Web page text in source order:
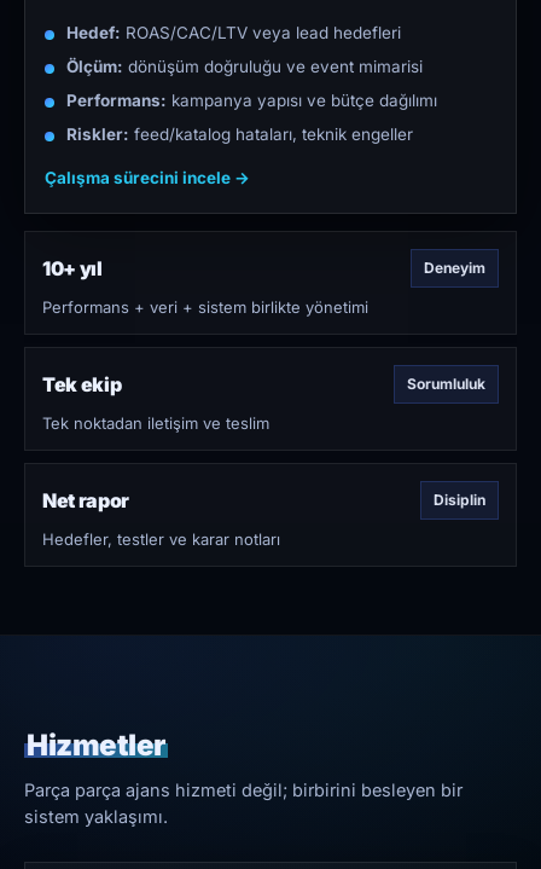
Hedef: ROAS/CAC/LTV veya lead hedefleri
Ölçüm: dönüşüm doğruluğu ve event mimarisi
Performans: kampanya yapısı ve bütçe dağılımı
Riskler: feed/katalog hataları, teknik engeller
Çalışma sürecini incele →
10+ yıl Deneyim
Performans + veri + sistem birlikte yönetimi
Tek ekip Sorumluluk
Tek noktadan iletişim ve teslim
Net rapor Disiplin
Hedefler, testler ve karar notları
Hizmetler
Parça parça ajans hizmeti değil; birbirini besleyen bir
sistem yaklaşımı.